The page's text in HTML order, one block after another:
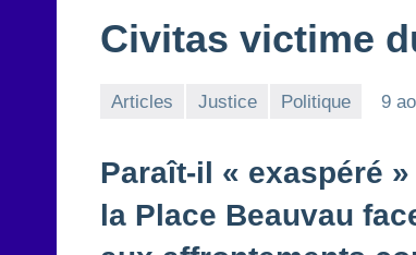
Civitas victime
Articles Justice Politique 9
Paraît-il « exaspéré
la Place Beauvau